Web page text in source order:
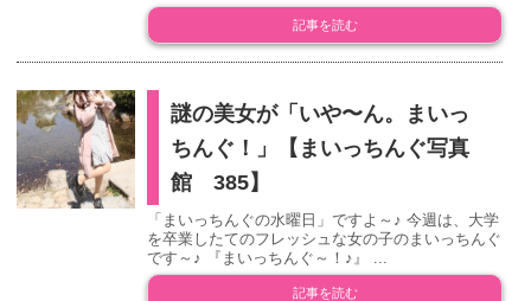
記事を読む
謎の美女が「いや〜ん。まいっ
ちんぐ！」【まいっちんぐ写真
館 385】
「まいっちんぐの水曜日」ですよ～♪ 今週は、大学
を卒業したてのフレッシュな女の子のまいっちんぐ
です～♪ 『まいっちんぐ～！♪』 ...
記事を読む